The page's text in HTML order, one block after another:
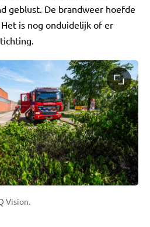
geblust. De brandweer hoefde
is nog onduidelijk of er
Vision.